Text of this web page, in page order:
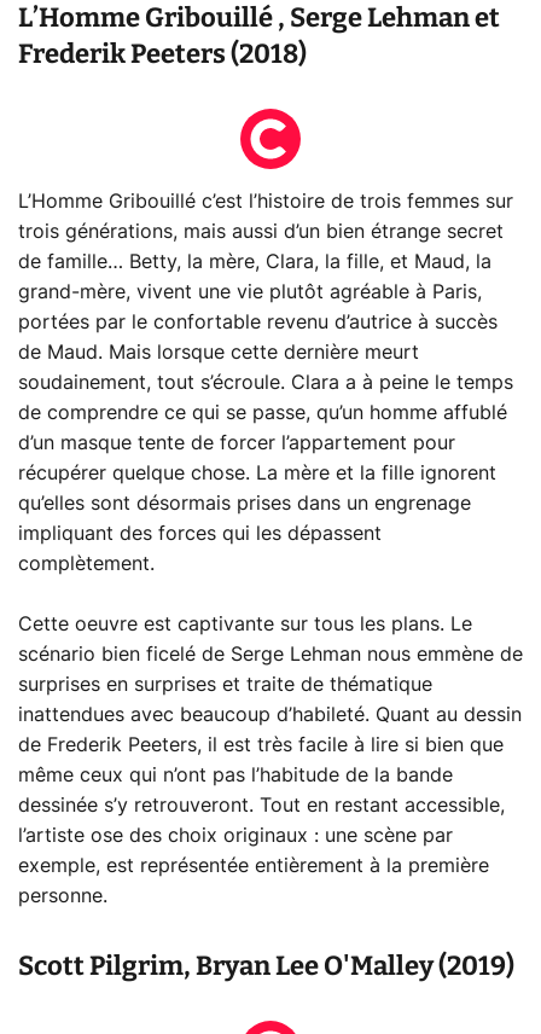
L’Homme Gribouillé , Serge Lehman et
Frederik Peeters (2018)
L’Homme Gribouillé c’est l’histoire de trois femmes sur
trois générations, mais aussi d’un bien étrange secret
de famille… Betty, la mère, Clara, la fille, et Maud, la
grand-mère, vivent une vie plutôt agréable à Paris,
portées par le confortable revenu d’autrice à succès
de Maud. Mais lorsque cette dernière meurt
soudainement, tout s’écroule. Clara a à peine le temps
de comprendre ce qui se passe, qu’un homme affublé
d’un masque tente de forcer l’appartement pour
récupérer quelque chose. La mère et la fille ignorent
qu’elles sont désormais prises dans un engrenage
impliquant des forces qui les dépassent
complètement.
Cette oeuvre est captivante sur tous les plans. Le
scénario bien ficelé de Serge Lehman nous emmène de
surprises en surprises et traite de thématique
inattendues avec beaucoup d’habileté. Quant au dessin
de Frederik Peeters, il est très facile à lire si bien que
même ceux qui n’ont pas l’habitude de la bande
dessinée s’y retrouveront. Tout en restant accessible,
l’artiste ose des choix originaux : une scène par
exemple, est représentée entièrement à la première
personne.
Scott Pilgrim, Bryan Lee O'Malley (2019)